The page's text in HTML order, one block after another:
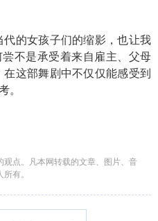
的女孩子们的缩影，也让我
不是承受着来自雇主、父母
这部舞剧中不仅仅能感受到
。
点。凡本网转载的文章、图片、音
有。